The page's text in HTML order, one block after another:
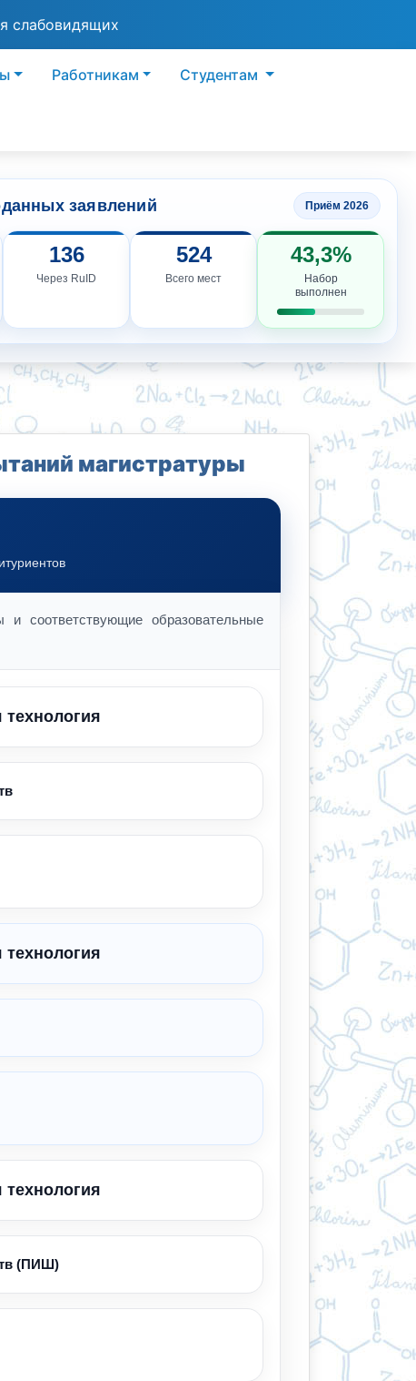
слабовидящих
Работникам Студентам
заявлений Приём 2026
136
Через RuID
524
Всего мест
43,3%
Набор
выполнен
магистратуры
и соответствующие образовательные
технология
технология
технология
(ПИШ)